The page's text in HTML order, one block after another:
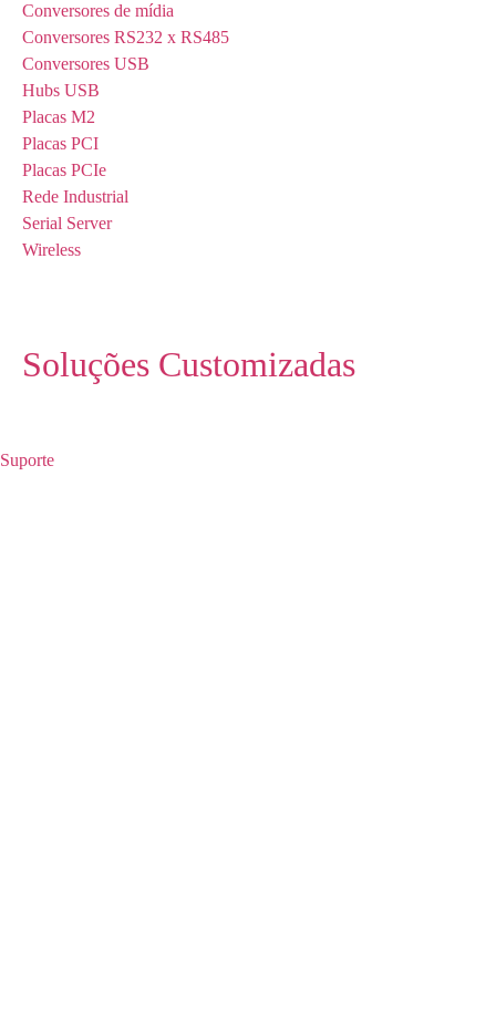
Conversores de mídia
Conversores RS232 x RS485
Conversores USB
Hubs USB
Placas M2
Placas PCI
Placas PCIe
Rede Industrial
Serial Server
Wireless
Soluções Customizadas
Suporte